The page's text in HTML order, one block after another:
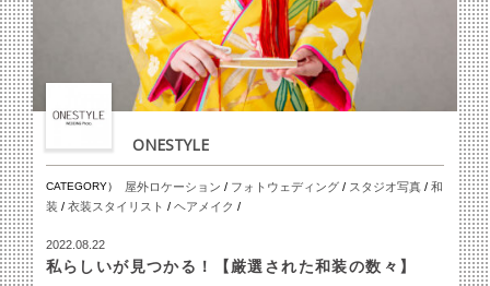
ONESTYLE
CATEGORY） 屋外ロケーション / フォトウェディング/ スタジオ写真 / 和
装 / 衣装スタイリスト / ヘアメイク /
2022.08.22
私らしいが見つかる！【厳選された和装の数々】